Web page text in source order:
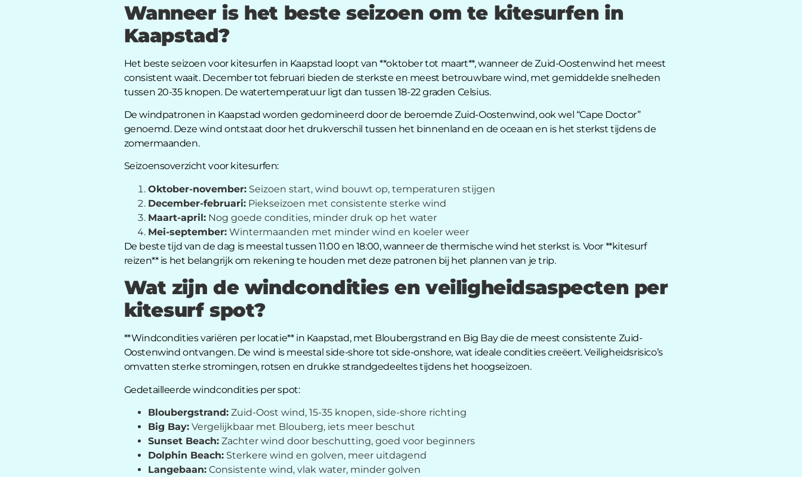
Wanneer is het beste seizoen om te kitesurfen in
Kaapstad?
Het beste seizoen voor kitesurfen in Kaapstad loopt van **oktober tot maart**, wanneer de Zuid-Oostenwind het meest
consistent waait. December tot februari bieden de sterkste en meest betrouwbare wind, met gemiddelde snelheden
tussen 20-35 knopen. De watertemperatuur ligt dan tussen 18-22 graden Celsius.
De windpatronen in Kaapstad worden gedomineerd door de beroemde Zuid-Oostenwind, ook wel “Cape Doctor”
genoemd. Deze wind ontstaat door het drukverschil tussen het binnenland en de oceaan en is het sterkst tijdens de
zomermaanden.
Seizoensoverzicht voor kitesurfen:
Oktober-november:Seizoen start, wind bouwt op, temperaturen stijgen
December-februari:Piekseizoen met consistente sterke wind
Maart-april:Nog goede condities, minder druk op het water
Mei-september:Wintermaanden met minder wind en koeler weer
De beste tijd van de dag is meestal tussen 11:00 en 18:00, wanneer de thermische wind het sterkst is. Voor **kitesurf
reizen** is het belangrijk om rekening te houden met deze patronen bij het plannen van je trip.
Wat zijn de windcondities en veiligheidsaspecten per
kitesurf spot?
**Windcondities variëren per locatie** in Kaapstad, met Bloubergstrand en Big Bay die de meest consistente Zuid-
Oostenwind ontvangen. De wind is meestal side-shore tot side-onshore, wat ideale condities creëert. Veiligheidsrisico’s
omvatten sterke stromingen, rotsen en drukke strandgedeeltes tijdens het hoogseizoen.
Gedetailleerde windcondities per spot:
Bloubergstrand:Zuid-Oost wind, 15-35 knopen, side-shore richting
Big Bay:Vergelijkbaar met Blouberg, iets meer beschut
Sunset Beach:Zachter wind door beschutting, goed voor beginners
Dolphin Beach:Sterkere wind en golven, meer uitdagend
Langebaan:Consistente wind, vlak water, minder golven